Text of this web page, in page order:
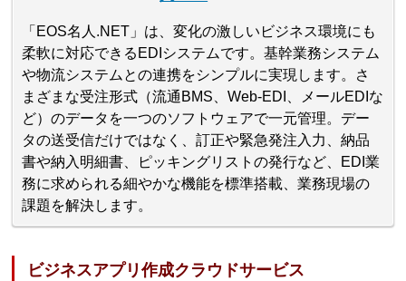
「EOS名人.NET」は、変化の激しいビジネス環境にも
柔軟に対応できるEDIシステムです。基幹業務システム
や物流システムとの連携をシンプルに実現します。さ
まざまな受注形式（流通BMS、Web-EDI、メールEDIな
ど）のデータを一つのソフトウェアで一元管理。デー
タの送受信だけではなく、訂正や緊急発注入力、納品
書や納入明細書、ピッキングリストの発行など、EDI業
務に求められる細やかな機能を標準搭載、業務現場の
課題を解決します。
ビジネスアプリ作成クラウドサービス